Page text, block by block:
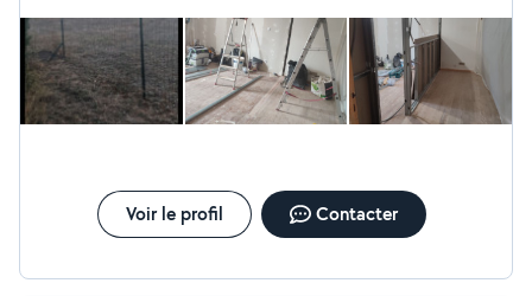
Voir le profil Contacter